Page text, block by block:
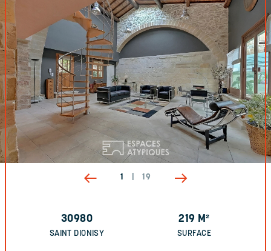
1 19
30980
SAINT DIONISY
219 M²
SURFACE